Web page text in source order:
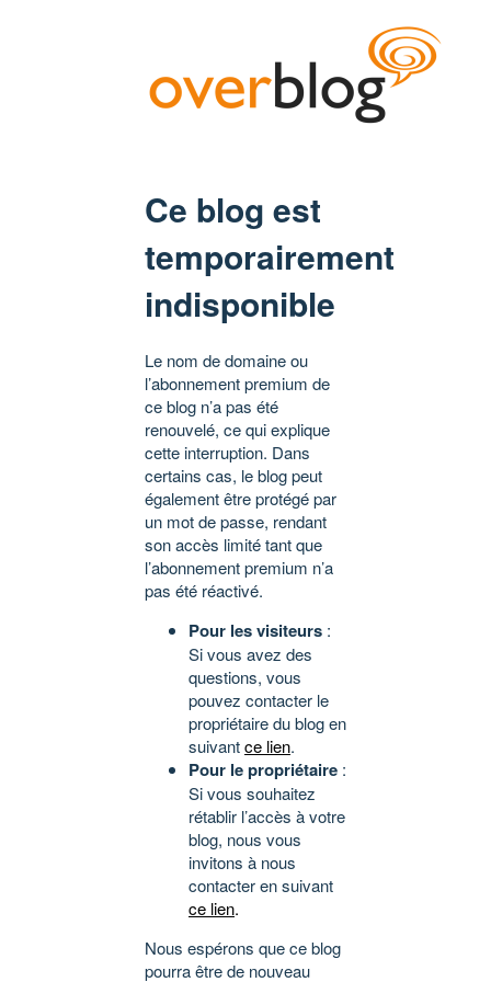
Ce blog est
temporairement
indisponible
Le nom de domaine ou
l’abonnement premium de
ce blog n’a pas été
renouvelé, ce qui explique
cette interruption. Dans
certains cas, le blog peut
également être protégé par
un mot de passe, rendant
son accès limité tant que
l’abonnement premium n’a
pas été réactivé.
Pour les visiteurs :
Si vous avez des
questions, vous
pouvez contacter le
propriétaire du blog en
suivantce lien.
Pour le propriétaire :
Si vous souhaitez
rétablir l’accès à votre
blog, nous vous
invitons à nous
contacter en suivant
ce lien.
Nous espérons que ce blog
pourra être de nouveau